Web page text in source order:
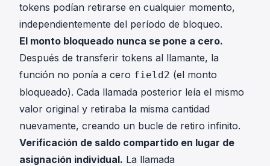
tokens podían retirarse en cualquier momento,
independientemente del período de bloqueo.
El monto bloqueado nunca se pone a cero.
Después de transferir tokens al llamante, la
función no ponía a cero field2 (el monto
bloqueado). Cada llamada posterior leía el mismo
valor original y retiraba la misma cantidad
nuevamente, creando un bucle de retiro infinito.
Verificación de saldo compartido en lugar de
asignación individual. La llamada